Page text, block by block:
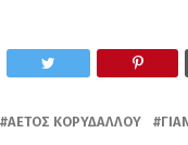
ΑΕΤΌΣ ΚΟΡΥΔΑΛΛΟΎ